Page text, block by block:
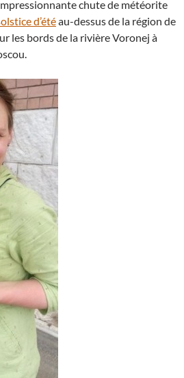
impressionnante chute de météorite
d’étéau-dessus de la région de
les bords de la rivière Voronej à